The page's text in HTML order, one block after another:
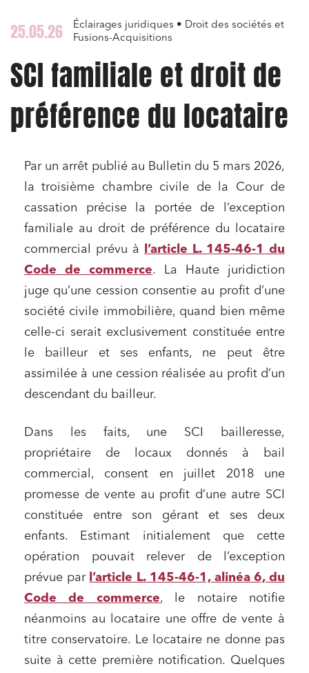
25.05.26
Éclairages juridiques • Droit des sociétés et
Fusions-Acquisitions
SCI familiale et droit de
préférence du locataire
Par un arrêt publié au Bulletin du 5 mars 2026,
la troisième chambre civile de la Cour de
cassation précise la portée de l’exception
familiale au droit de préférence du locataire
commercial prévu à
l’article L. 145-46-1 du
Code de commerce. La Haute juridiction
juge qu’une cession consentie au profit d’une
société civile immobilière, quand bien même
celle-ci serait exclusivement constituée entre
le bailleur et ses enfants, ne peut être
assimilée à une cession réalisée au profit d’un
descendant du bailleur.
Dans les faits, une SCI bailleresse,
propriétaire de locaux donnés à bail
commercial, consent en juillet 2018 une
promesse de vente au profit d’une autre SCI
constituée entre son gérant et ses deux
enfants. Estimant initialement que cette
opération pouvait relever de l’exception
prévue par l’article L. 145-46-1, alinéa 6, du
Code de commerce, le notaire notifie
néanmoins au locataire une offre de vente à
titre conservatoire. Le locataire ne donne pas
suite à cette première notification. Quelques